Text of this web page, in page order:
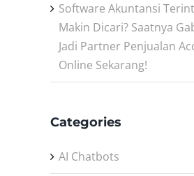
Software Akuntansi
Makin Dicari? Saatnya
Jadi Partner Penjualan
Online Sekarang!
Categories
AI Chatbots